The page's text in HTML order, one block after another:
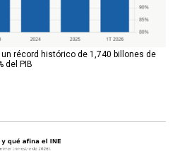
récord histórico de 1,740 billones de
del PIB